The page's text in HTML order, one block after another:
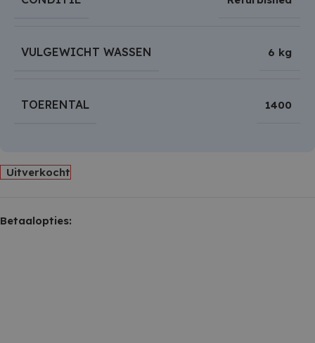
VULGEWICHT WASSEN 6 kg
TOERENTAL 1400
Uitverkocht
Betaalopties: